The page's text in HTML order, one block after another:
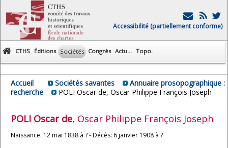
Accessibilité (partiellement conforme)
CTHS Éditions Sociétés Congrès Actu... Topo.
Accueil Sociétés savantes
Annuaire prosopographique :
recherche
POLI Oscar de, Oscar Philippe François Joseph
POLI Oscar de, Oscar Philippe François Joseph
Naissance: 12 mai 1838 à ? - Décès: 6 janvier 1908 à ?